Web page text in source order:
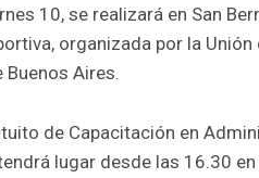
10, se realizará en San
organizada por la
Buenos Aires.
de Capacitación en
lugar desde las 16.30